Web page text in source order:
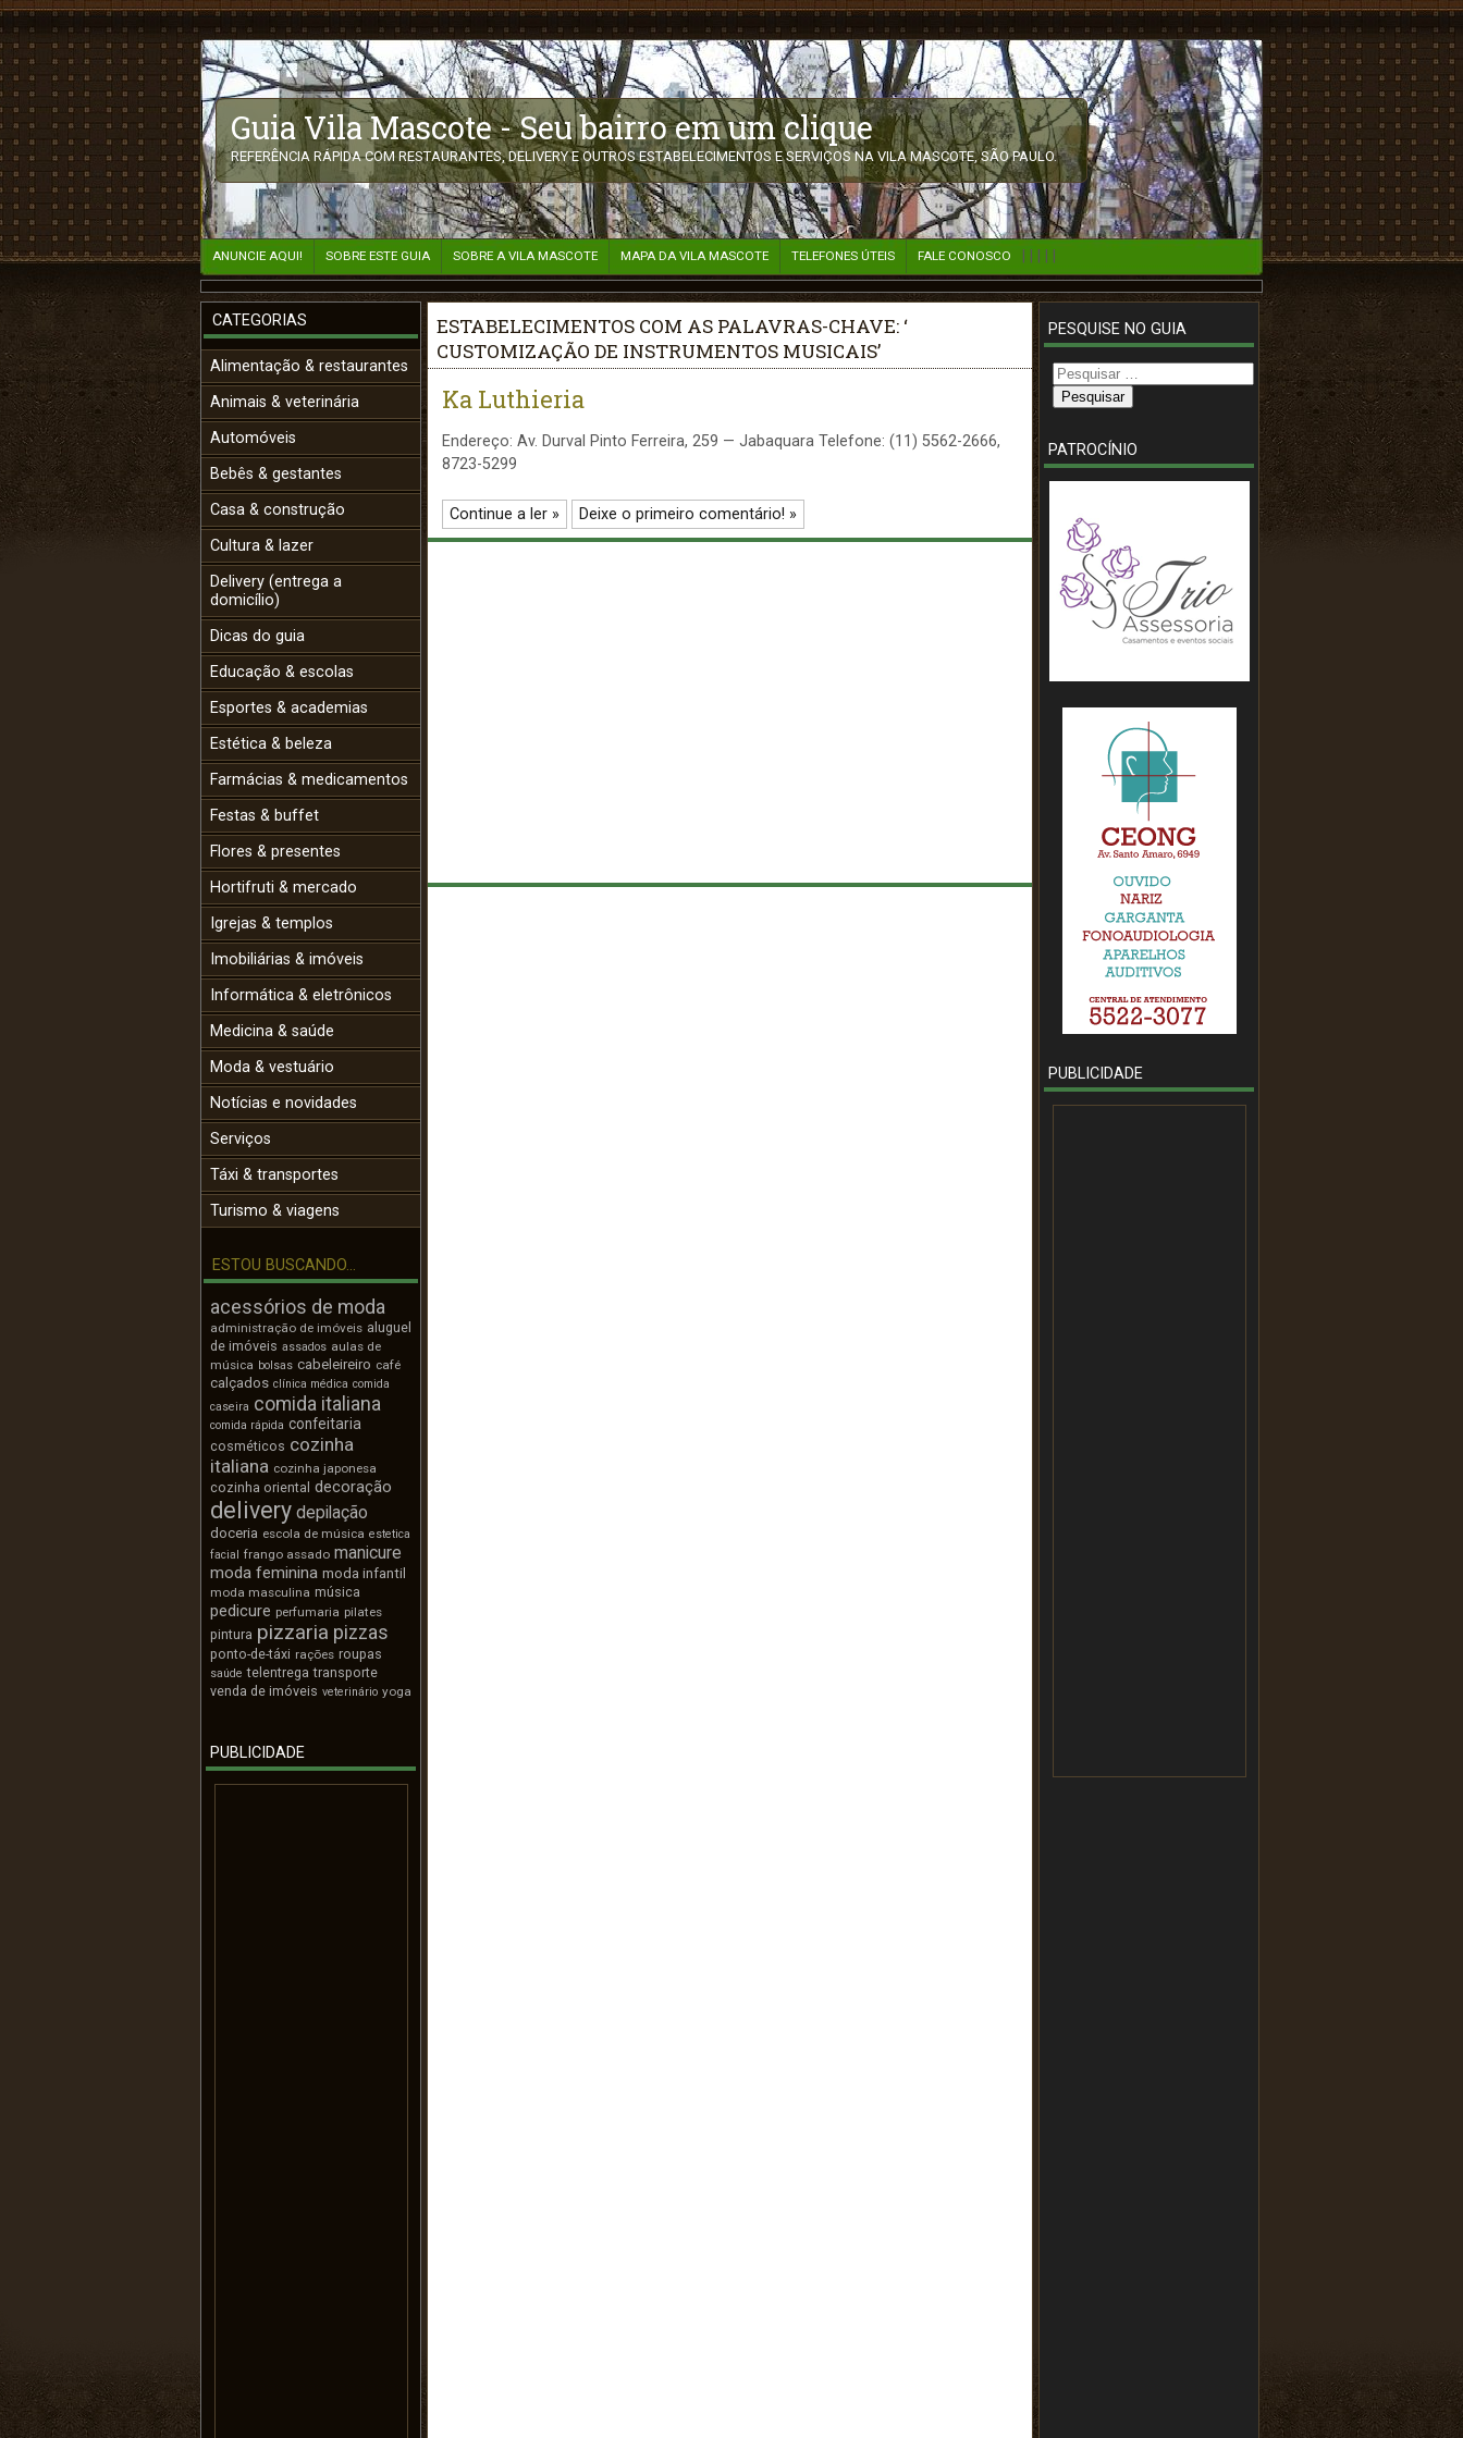
Guia Vila Mascote - Seu bairro em um clique
REFERÊNCIA RÁPIDA COM RESTAURANTES, DELIVERY E OUTROS ESTABELECIMENTOS E SERVIÇOS NA VILA MASCOTE, SÃO PAULO.
ANUNCIE AQUI! SOBRE ESTE GUIA SOBRE A VILA MASCOTE MAPA DA VILA MASCOTE TELEFONES ÚTEIS FALE CONOSCO
CATEGORIAS
Alimentação & restaurantes
Animais & veterinária
Automóveis
Bebês & gestantes
Casa & construção
Cultura & lazer
Delivery (entrega a
domicílio)
Dicas do guia
Educação & escolas
Esportes & academias
Estética & beleza
Farmácias & medicamentos
Festas & buffet
Flores & presentes
Hortifruti & mercado
Igrejas & templos
Imobiliárias & imóveis
Informática & eletrônicos
Medicina & saúde
Moda & vestuário
Notícias e novidades
Serviços
Táxi & transportes
Turismo & viagens
ESTOU BUSCANDO...
acessórios de moda
administração de imóveis aluguel
de imóveis assados aulas de
música bolsas cabeleireiro café
calçados clínica médica comida
caseira comida italiana
comida rápida confeitaria
cosméticos cozinha
italiana cozinha japonesa
cozinha oriental decoração
delivery depilação
doceria escola de música estetica
facial frango assado manicure
moda feminina moda infantil
moda masculina música
pedicure perfumaria pilates
pintura pizzaria pizzas
ponto-de-táxi rações roupas
saúde telentrega transporte
venda de imóveis veterinário yoga
PUBLICIDADE
ESTABELECIMENTOS COM AS PALAVRAS-CHAVE: ‘
CUSTOMIZAÇÃO DE INSTRUMENTOS MUSICAIS’
Ka Luthieria
Endereço: Av. Durval Pinto Ferreira, 259 — Jabaquara Telefone: (11) 5562-2666,
8723-5299
Continue a ler » Deixe o primeiro comentário! »
PESQUISE NO GUIA
Pesquisar
por:
PATROCÍNIO
PUBLICIDADE